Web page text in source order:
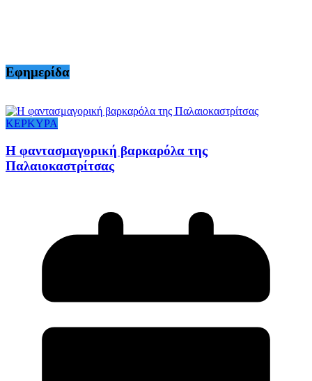
Εφημερίδα
ΚΕΡΚΥΡΑ
Η φαντασμαγορική βαρκαρόλα της
Παλαιοκαστρίτσας